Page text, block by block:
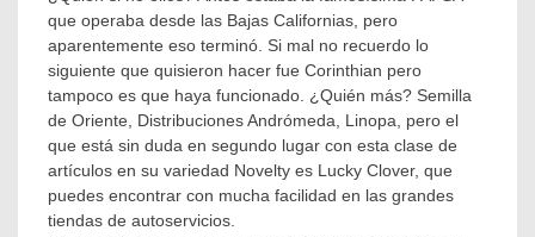
que operaba desde las Bajas Californias, pero
aparentemente eso terminó. Si mal no recuerdo lo
siguiente que quisieron hacer fue Corinthian pero
tampoco es que haya funcionado. ¿Quién más? Semilla
de Oriente, Distribuciones Andrómeda, Linopa, pero el
que está sin duda en segundo lugar con esta clase de
artículos en su variedad Novelty es Lucky Clover, que
puedes encontrar con mucha facilidad en las grandes
tiendas de autoservicios.